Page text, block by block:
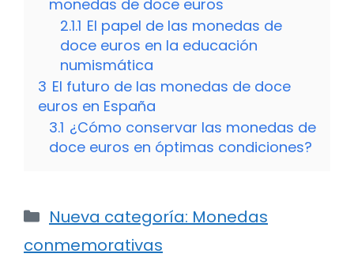
monedas de doce euros
2.1.1 El papel de las monedas de
doce euros en la educación
numismática
3 El futuro de las monedas de doce
euros en España
3.1 ¿Cómo conservar las monedas de
doce euros en óptimas condiciones?
Categorías
Nueva categoría: Monedas
conmemorativas